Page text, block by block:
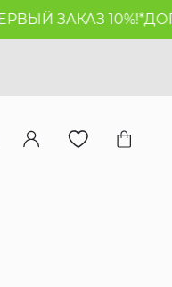
ЗАКАЗ 10%!*ДОП.